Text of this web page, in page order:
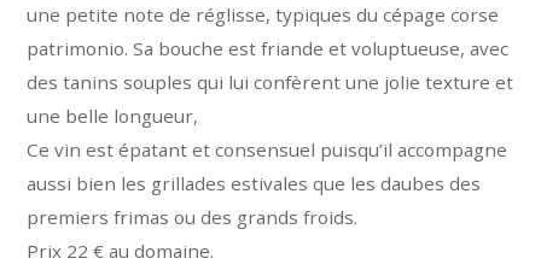
une petite note de réglisse, typiques du cépage corse
patrimonio. Sa bouche est friande et voluptueuse, avec
des tanins souples qui lui confèrent une jolie texture et
une belle longueur,
Ce vin est épatant et consensuel puisqu’il accompagne
aussi bien les grillades estivales que les daubes des
premiers frimas ou des grands froids.
Prix 22 € au domaine.